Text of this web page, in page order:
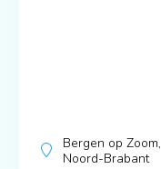
Bergen op Zoom,
Noord-Brabant